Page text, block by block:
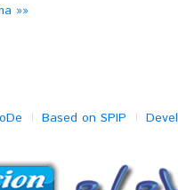
»»
Based on SPIP